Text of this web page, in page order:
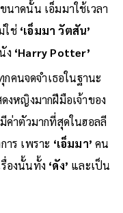
นาดนั้น เอ็มมาใช้เวลา
ใช่‘เอ็มมา วัตสัน’
ง ‘Harry Potter’
คนจดจำเธอในฐานะ
งหญิงมากฝีมือเจ้าของ
ค่าตัวมากที่สุดในฮอลลี
าร เพราะ ‘เอ็มมา’คน
องนั้นทั้ง ‘ดัง’ และเป็น